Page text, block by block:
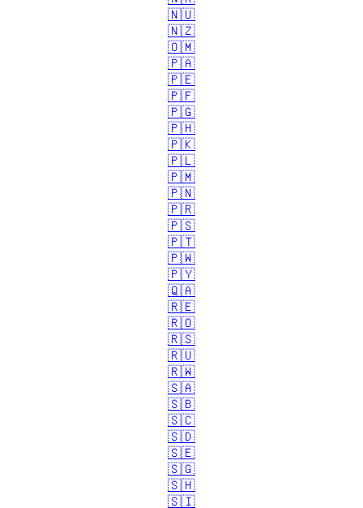
🇳🇺
🇳🇿
🇴🇲
🇵🇦
🇵🇪
🇵🇫
🇵🇬
🇵🇭
🇵🇰
🇵🇱
🇵🇲
🇵🇳
🇵🇷
🇵🇸
🇵🇹
🇵🇼
🇵🇾
🇶🇦
🇷🇪
🇷🇴
🇷🇸
🇷🇺
🇷🇼
🇸🇦
🇸🇧
🇸🇨
🇸🇩
🇸🇪
🇸🇬
🇸🇭
🇸🇮